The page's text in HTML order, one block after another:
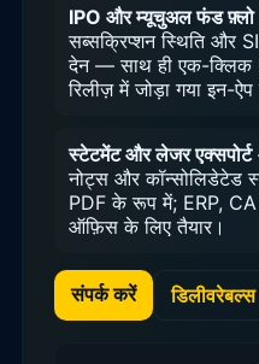
IPO और म्यूचुअल फंड फ़्लो
सब्सक्रिप्शन स्थिति और
देन — साथ ही एक-क्लिक
रिलीज़ में जोड़ा गया इन-ऐप
स्टेटमेंट और लेजर एक्सपोर्ट
नोट्स और कॉन्सोलिडेटेड
PDF के रूप में; ERP,
ऑफ़िस के लिए तैयार।
संपर्क करें डिलीवरेबल्स